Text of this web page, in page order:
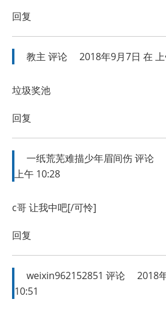
回复
教主 评论 2018年9月7日 在
垃圾奖池
回复
一纸荒芜难描少年眉间伤评论
上午 10:28
c哥 让我中吧[/可怜]
回复
weixin962152851 评论
2018
10:51